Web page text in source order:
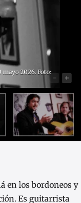
mayo 2026. Foto:
- +
en los bordoneos y
Es guitarrista